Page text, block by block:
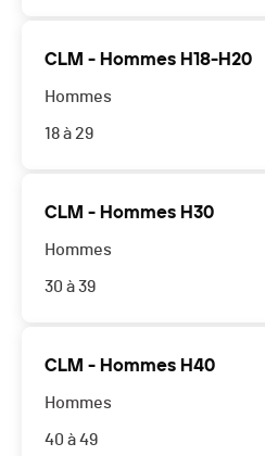
CLM - Hommes H18-H20
Hommes
18 à 29
CLM - Hommes H30
Hommes
30 à 39
CLM - Hommes H40
Hommes
40 à 49